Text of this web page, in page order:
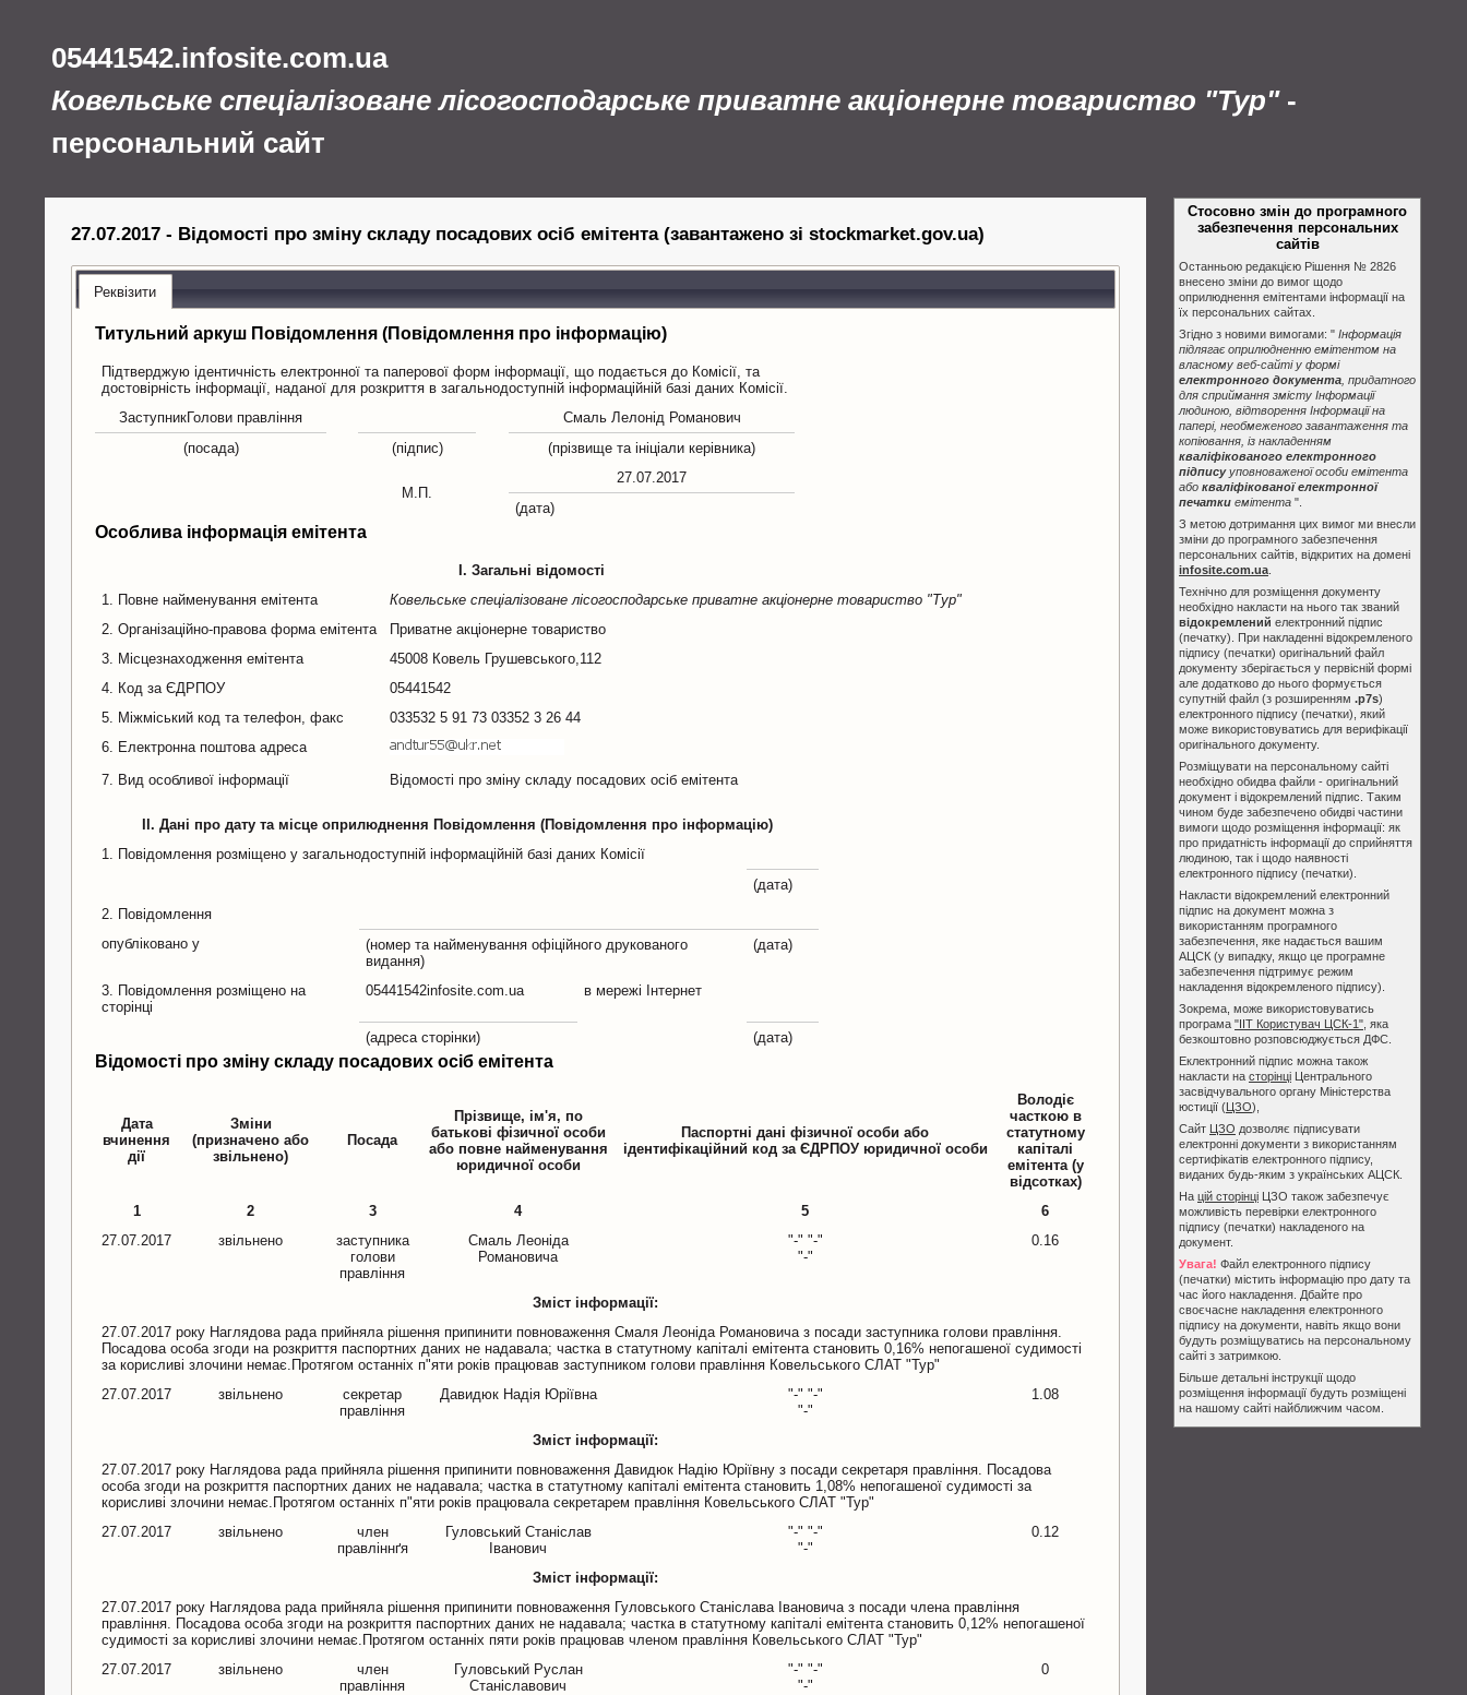
05441542.infosite.com.ua
Ковельське спеціалізоване лісогосподарське приватне акціонерне товариство "Тур"-
персональний сайт
27.07.2017 - Відомості про зміну складу посадових осіб емітента (завантажено зі stockmarket.gov.ua)
Реквізити
Титульний аркуш Повідомлення (Повідомлення про інформацію)
Підтверджую ідентичність електронної та паперової форм інформації, що подається до Комісії, та
достовірність інформації, наданої для розкриття в загальнодоступній інформаційній базі даних Комісії.
ЗаступникГолови правління
Смаль Лелонід Романович
(посада)
(підпис) (прізвище та ініціали керівника)
М.П.
27.07.2017
(дата)
Особлива інформація емітента
I. Загальні відомості
1. Повне найменування емітента
Ковельське спеціалізоване лісогосподарське приватне акціонерне товариство "Тур"
2. Організаційно-правова форма емітента
Приватне акціонерне товариство
3. Місцезнаходження емітента
45008 Ковель Грушевського,112
4. Код за ЄДРПОУ
05441542
5. Міжміський код та телефон, факс
033532 5 91 73 03352 3 26 44
6. Електронна поштова адреса
7. Вид особливої інформації
Відомості про зміну складу посадових осіб емітента
II. Дані про дату та місце оприлюднення Повідомлення (Повідомлення про інформацію)
1. Повідомлення розміщено у загальнодоступній інформаційній базі даних Комісії
(дата)
2. Повідомлення
опубліковано у
(номер та найменування офіційного друкованого
видання)
(дата)
3. Повідомлення розміщено на
сторінці
05441542infosite.com.ua в мережі Інтернет
(адреса сторінки) (дата)
Відомості про зміну складу посадових осіб емітента
Дата
вчинення
дії
Зміни
(призначено або
звільнено)
Посада
Прізвище, ім'я, по
батькові фізичної особи
або повне найменування
юридичної особи
Паспортні дані фізичної особи або
ідентифікаційний код за ЄДРПОУ юридичної особи
Володіє
часткою в
статутному
капіталі
емітента (у
відсотках)
1
2 3 4 5
6
27.07.2017
звільнено
заступника
голови
правління
Смаль Леоніда
Романовича
"-" "-"
"-"
0.16
Зміст інформації:
27.07.2017 року Наглядова рада прийняла рішення припинити повноваження Смаля Леоніда Романовича з посади заступника голови правління.
Посадова особа згоди на розкриття паспортних даних не надавала; частка в статутному капіталі емітента становить 0,16% непогашеної судимості
за корисливі злочини немає.Протягом останніх п"яти років працював заступником голови правління Ковельського СЛАТ "Тур"
27.07.2017
звільнено
секретар
правління
Давидюк Надія Юріївна
"-" "-"
"-"
1.08
Зміст інформації:
27.07.2017 року Наглядова рада прийняла рішення припинити повноваження Давидюк Надію Юріївну з посади секретаря правління. Посадова
особа згоди на розкриття паспортних даних не надавала; частка в статутному капіталі емітента становить 1,08% непогашеної судимості за
корисливі злочини немає.Протягом останніх п"яти років працювала секретарем правління Ковельського СЛАТ "Тур"
27.07.2017
звільнено
член
правліннґя
Гуловський Станіслав
Іванович
"-" "-"
"-"
0.12
Зміст інформації:
27.07.2017 року Наглядова рада прийняла рішення припинити повноваження Гуловського Станіслава Івановича з посади члена правління
правління. Посадова особа згоди на розкриття паспортних даних не надавала; частка в статутному капіталі емітента становить 0,12% непогашеної
судимості за корисливі злочини немає.Протягом останніх пяти років працював членом правління Ковельського СЛАТ "Тур"
27.07.2017
звільнено
член
правління
Гуловський Руслан
Станіславович
"-" "-"
"-"
0
Стосовно змін до програмного
забезпечення персональних
сайтів
Останньою редакцією Рішення № 2826
внесено зміни до вимог щодо
оприлюднення емітентами інформації на
їх персональних сайтах.
Згідно з новими вимогами: " Інформація
підлягає оприлюдненню емітентом на
власному веб-сайті у формі
електронного документа , придатного
для сприймання змісту Інформації
людиною, відтворення Інформації на
папері, необмеженого завантаження та
копіювання, із накладенням
кваліфікованого електронного
підписууповноваженої особи емітента
або кваліфікованої електронної
печатки емітента ".
З метою дотримання цих вимог ми внесли
зміни до програмного забезпечення
персональних сайтів, відкритих на домені
infosite.com.ua
Технічно для розміщення документу
необхідно накласти на нього так званий
відокремлений електронний підпис
(печатку). При накладенні відокремленого
підпису (печатки) оригінальний файл
документу зберігається у первісній формі
але додатково до нього формується
супутній файл (з розширенням .p7s)
електронного підпису (печатки), який
може використовуватись для верифікації
оригінального документу.
Розміщувати на персональному сайті
необхідно обидва файли - оригінальний
документ і відокремлений підпис. Таким
чином буде забезпечено обидві частини
вимоги щодо розміщення інформації: як
про придатність інформації до сприйняття
людиною, так і щодо наявності
електронного підпису (печатки).
Накласти відокремлений електронний
підпис на документ можна з
використанням програмного
забезпечення, яке надається вашим
АЦСК (у випадку, якщо це програмне
забезпечення підтримує режим
накладення відокремленого підпису).
Зокрема, може використовуватись
програма "ІІТ Користувач ЦСК-1" , яка
безкоштовно розповсюджується ДФС.
Еклектронний підпис можна також
накласти на сторінці Центрального
засвідчувального органу Міністерства
юстиції (ЦЗО),
Сайт ЦЗО дозволяє підписувати
електронні документи з використанням
сертифікатів електронного підпису,
виданих будь-яким з українських АЦСК.
На цій сторінці ЦЗО також забезпечує
можливість перевірки електронного
підпису (печатки) накладеного на
документ.
Увага! Файл електронного підпису
(печатки) містить інформацію про дату та
час його накладення. Дбайте про
своєчасне накладення електронного
підпису на документи, навіть якщо вони
будуть розміщуватись на персональному
сайті з затримкою.
Більше детальні інструкції щодо
розміщення інформації будуть розміщені
на нашому сайті найближчим часом.